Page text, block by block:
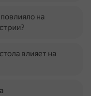
на
влияет на